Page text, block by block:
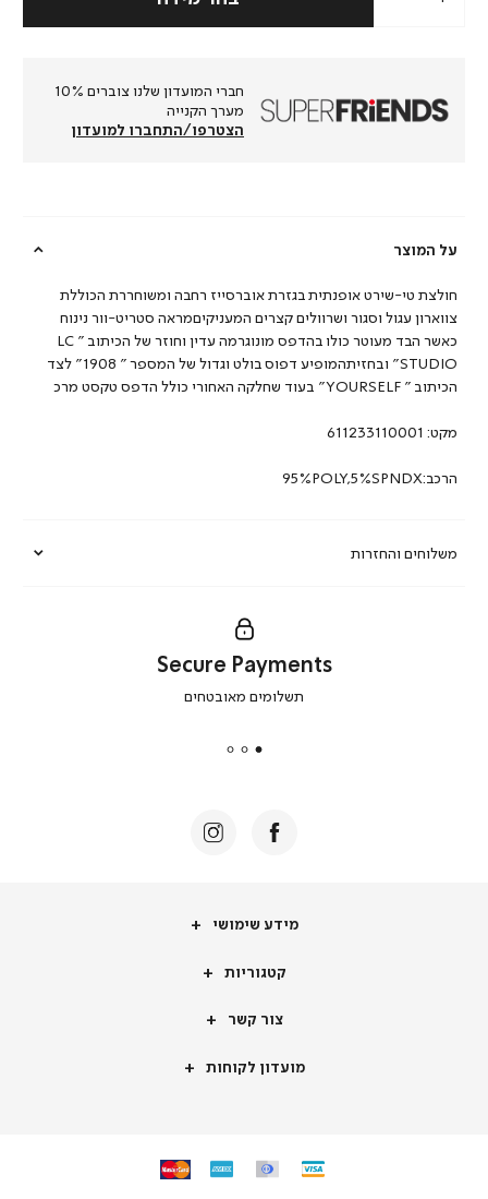
חברי המועדון שלנו צוברים 10%
מערך הקנייה
הצטרפו/התחברו למועדון
על המוצר
משלוחים והחזרות
חולצת טי-שירט אופנתית בגזרת אוברסייז רחבה ומשוחררת הכוללת
צווארון עגול וסגור ושרוולים קצרים המעניקיםמראה סטריט-וור נינוח
כאשר הבד מעוטר כולו בהדפס מונוגרמה עדין וחוזר של הכיתוב ” LC
STUDIO” ובחזיתהמופיע דפוס בולט וגדול של המספר ” 1908” לצד
הכיתוב ” YOURSELF” בעוד שחלקה האחורי כולל הדפס טקסט מרכ
מקט: 611233110001
הרכב:95%POLY,5%SPNDX
secure
Secure Payments
תשלומים מאובטחים
מידע
מידע שימושי
קטגוריותקטגוריות
צור
צור קשר
מועדון
מועדון לקוחות